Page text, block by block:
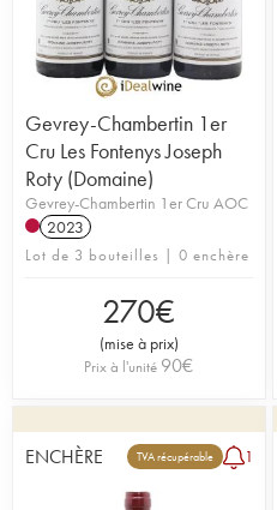
Gevrey-Chambertin 1er
Cru Les Fontenys Joseph
Roty (Domaine)
Gevrey-Chambertin 1er Cru AOC
2023
Lot de 3 bouteilles | 0 enchère
270€
(mise à prix)
Prix à l'unité 90€
ENCHÈRE TVA récupérable 1